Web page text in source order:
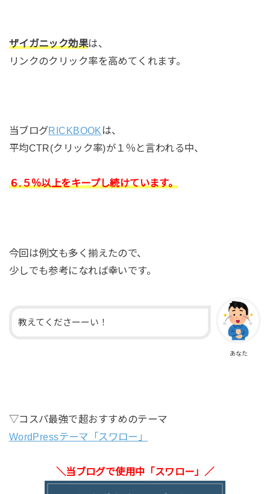
ザイガニック効果は、
リンクのクリック率を高めてくれます。
当ブログRICKBOOK は、
平均CTR(クリック率)が１％と言われる中、
６.５％以上をキープし続けています。
今回は例文も多く揃えたので、
少しでも参考になれば幸いです。
あなた
教えてくださーーい！
▽コスパ最強で超おすすめのテーマ
WordPressテーマ「スワロー」
＼当ブログで使用中「スワロー」／